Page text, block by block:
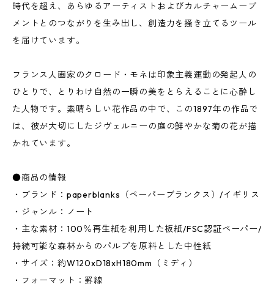
時代を超え、あらゆるアーティストおよびカルチャームーブ
メントとのつながりを生み出し、創造力を掻き立てるツール
を届けています。
フランス人画家のクロード・モネは印象主義運動の発起人の
ひとりで、とりわけ自然の一瞬の美をとらえることに心酔し
た人物です。素晴らしい花作品の中で、この1897年の作品で
は、彼が大切にしたジヴェルニーの庭の鮮やかな菊の花が描
かれています。
●商品の情報
・ブランド：paperblanks（ペーパーブランクス）/イギリス
・ジャンル：ノート
・主な素材：100％再生紙を利用した板紙/FSC認証ペーパー/
持続可能な森林からのパルプを原料とした中性紙
・サイズ：約W120xD18xH180mm（ミディ）
・フォーマット：罫線